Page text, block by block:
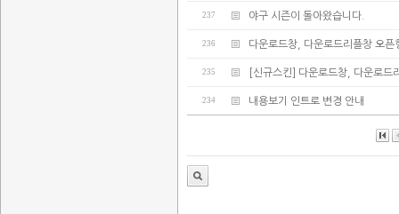
237 야구 시즌이 돌아왔습니다.
236 다운로드창, 다운로드리플창 오픈
235 [신규스킨] 다운로드창, 다운로드
234 내용보기 인트로 변경 안내